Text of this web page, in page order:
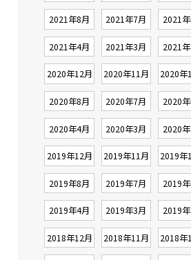
2021年8月 2021年7月 2021
2021年4月 2021年3月 2021
2020年12月 2020年11月 2020年
2020年8月 2020年7月 2020
2020年4月 2020年3月 2020
2019年12月 2019年11月 2019年
2019年8月 2019年7月 2019
2019年4月 2019年3月 2019
2018年12月 2018年11月 2018年